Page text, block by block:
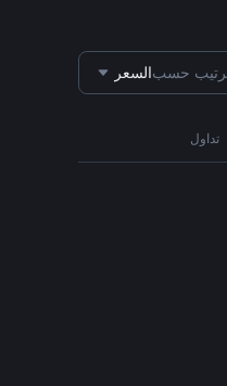
حسبالسعر
تداول